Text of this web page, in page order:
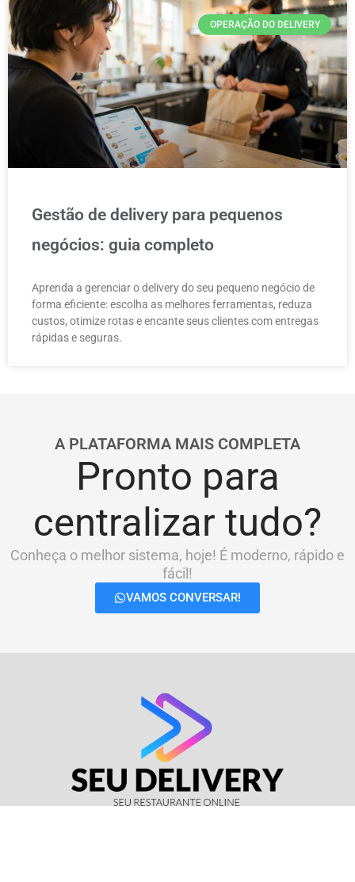
OPERAÇÃO DO DELIVERY
Gestão de delivery para pequenos
negócios: guia completo
Aprenda a gerenciar o delivery do seu pequeno negócio de
forma eficiente: escolha as melhores ferramentas, reduza
custos, otimize rotas e encante seus clientes com entregas
rápidas e seguras.
A PLATAFORMA MAIS COMPLETA
Pronto para
centralizar tudo?
Conheça o melhor sistema, hoje! É moderno, rápido e
fácil!
VAMOS CONVERSAR!